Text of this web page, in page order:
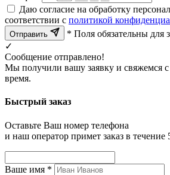
Даю согласие на обработку
соответствии с политикой
Отправить
* Поля обязательны для
✓
Сообщение отправлено!
Мы получили вашу заявку и свяжемся
время.
Быстрый заказ
Оставьте Ваш номер телефона
и наш оператор примет заказ в течение
Ваше имя *